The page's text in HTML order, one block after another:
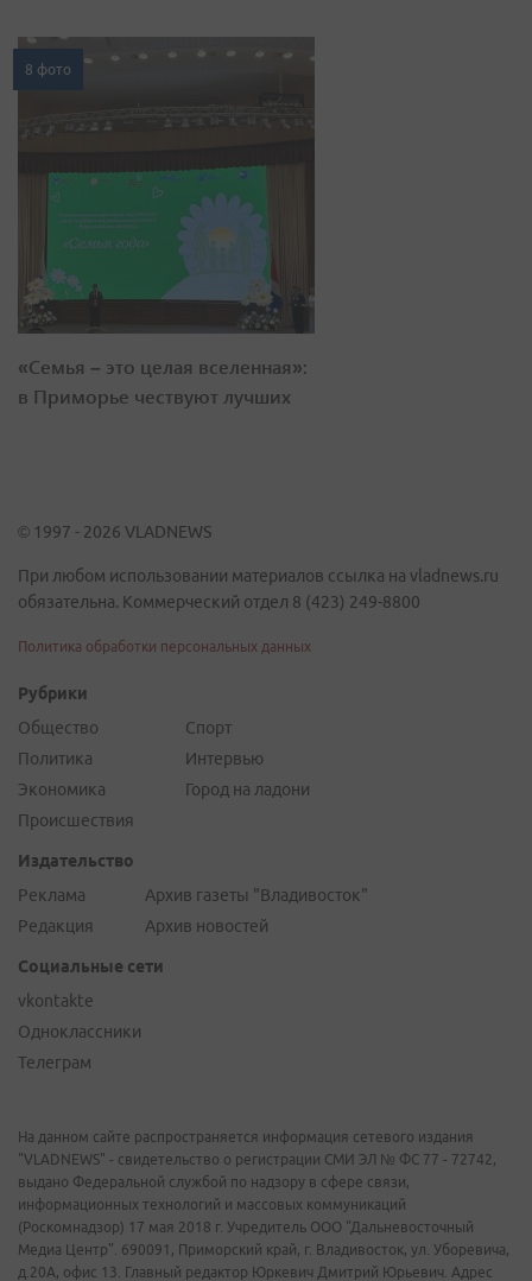
8 фото
«Семья – это целая вселенная»:
в Приморье чествуют лучших
© 1997 - 2026 VLADNEWS
При любом использовании материалов ссылка на vladnews.ru
обязательна. Коммерческий отдел 8 (423) 249-8800
Политика обработки персональных данных
Рубрики
Общество
Политика
Экономика
Происшествия
Спорт
Интервью
Город на ладони
Издательство
Реклама
Редакция
Архив газеты "Владивосток"
Архив новостей
Социальные сети
vkontakte
Одноклассники
Телеграм
На данном сайте распространяется информация сетевого издания
"VLADNEWS" - свидетельство о регистрации СМИ ЭЛ № ФС 77 - 72742,
выдано Федеральной службой по надзору в сфере связи,
информационных технологий и массовых коммуникаций
(Роскомнадзор) 17 мая 2018 г. Учредитель ООО "Дальневосточный
Медиа Центр". 690091, Приморский край, г. Владивосток, ул. Уборевича,
д.20А, офис 13. Главный редактор Юркевич Дмитрий Юрьевич. Адрес